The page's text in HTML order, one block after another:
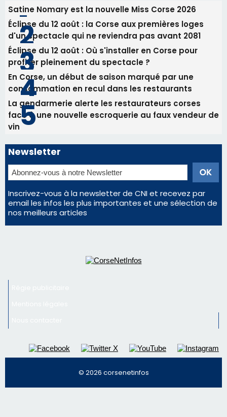
Satine Nomary est la nouvelle Miss Corse 2026
Éclipse du 12 août : la Corse aux premières loges
d'un spectacle qui ne reviendra pas avant 2081
Éclipse du 12 août : Où s'installer en Corse pour
profiter pleinement du spectacle ?
En Corse, un début de saison marqué par une
consommation en recul dans les restaurants
La gendarmerie alerte les restaurateurs corses
face à une nouvelle escroquerie au faux vendeur de
vin
Newsletter
Inscrivez-vous à la newsletter de CNI et recevez par
email les infos les plus importantes et une sélection de
nos meilleurs articles
© 2026 corsenetinfos